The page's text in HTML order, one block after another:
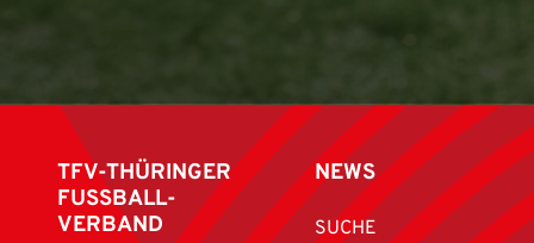
TFV-THÜRINGER
FUSSBALL-
VERBAND
NEWS
SUCHE